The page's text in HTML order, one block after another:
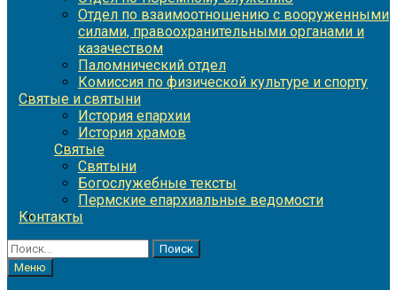
Отдел по взаимоотношению с вооруженными
силами, правоохранительными органами и
казачеством
Паломнический отдел
Комиссия по физической культуре и спорту
Святые и святыни
История епархии
История храмов
Святые
Святыни
Богослужебные тексты
Пермские епархиальные ведомости
Контакты
Найти:
Меню